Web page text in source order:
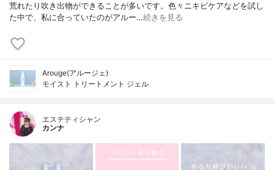
荒れたり吹き出物ができることが多いです。色々ニキビケアなどを試し
た中で、私に合っていたのがアルー…続きを見る
Arouge(アルージェ)
モイスト トリートメント ジェル
エステティシャン
カンナ